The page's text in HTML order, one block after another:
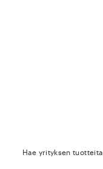
Hae yrityksen tuotteita